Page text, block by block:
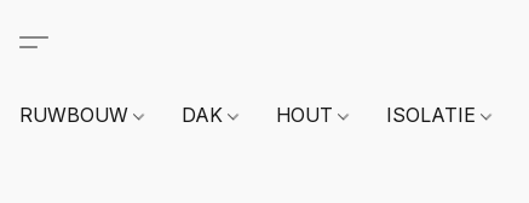
RUWBOUW DAK HOUT ISOLATIE